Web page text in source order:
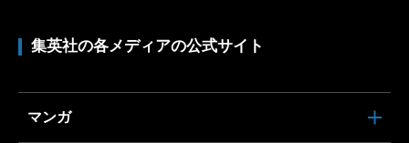
集英社の各メディアの公式サイト
マンガ